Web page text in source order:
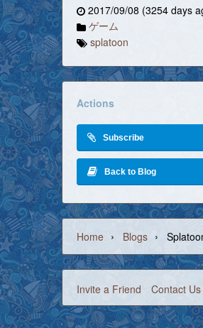
2017/09/08 (3254 days
ゲーム
splatoon
Actions
Subscribe
Back to Blog
Home › Blogs ›
Invite a Friend Contact Us